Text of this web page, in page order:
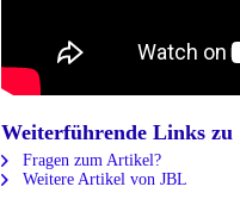
Weiterführende Links
Fragen zum Artikel?
Weitere Artikel von JBL